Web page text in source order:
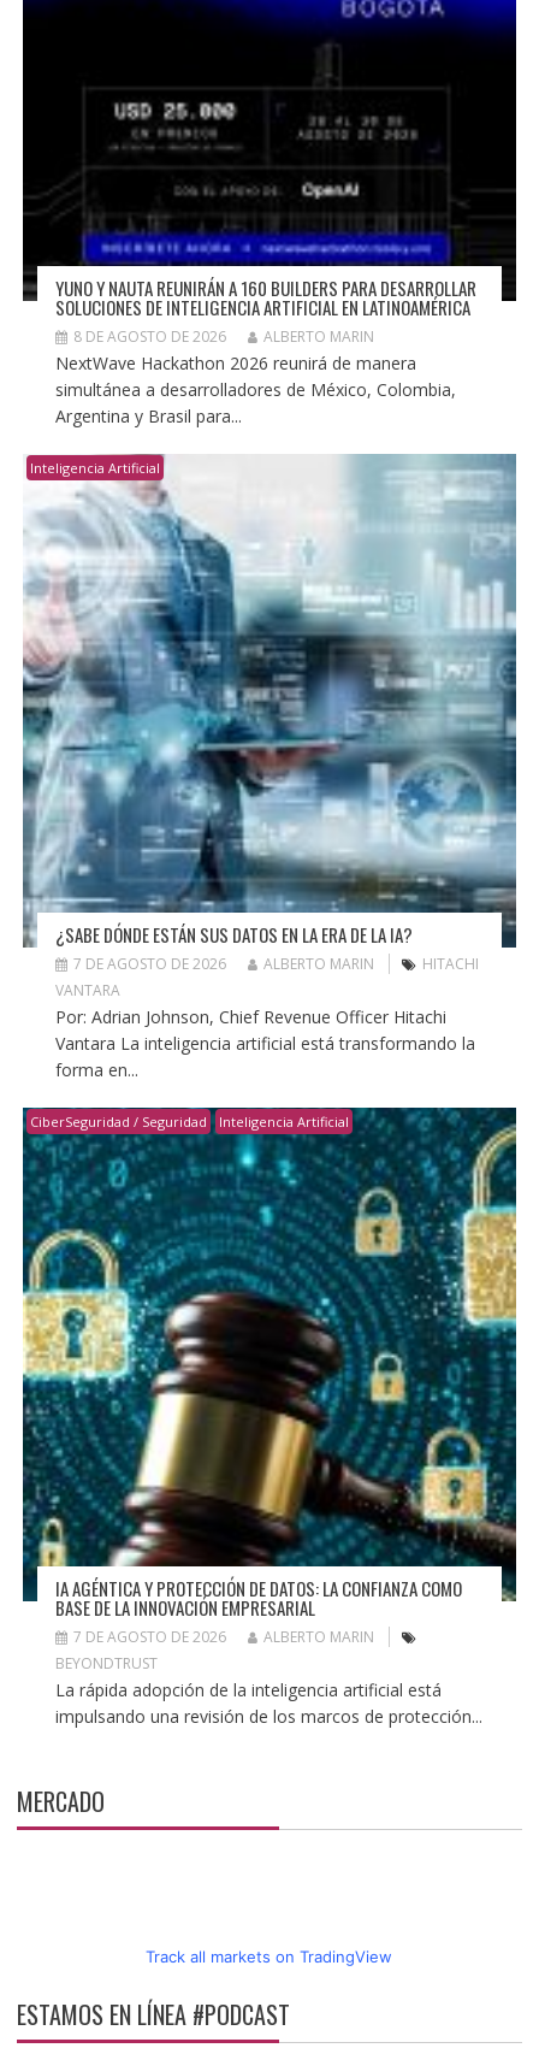
YUNO Y NAUTA REUNIRÁN A 160 BUILDERS PARA DESARROLLAR
SOLUCIONES DE INTELIGENCIA ARTIFICIAL EN LATINOAMÉRICA
8 DE AGOSTO DE 2026 ALBERTO MARIN
NextWave Hackathon 2026 reunirá de manera
simultánea a desarrolladores de México, Colombia,
Argentina y Brasil para...
Inteligencia Artificial
¿SABE DÓNDE ESTÁN SUS DATOS EN LA ERA DE LA IA?
7 DE AGOSTO DE 2026 ALBERTO MARIN
HITACHI
VANTARA
Por: Adrian Johnson, Chief Revenue Officer Hitachi
Vantara La inteligencia artificial está transformando la
forma en...
CiberSeguridad / Seguridad Inteligencia Artificial
IA AGÉNTICA Y PROTECCIÓN DE DATOS: LA CONFIANZA COMO
BASE DE LA INNOVACIÓN EMPRESARIAL
7 DE AGOSTO DE 2026
ALBERTO MARIN
BEYONDTRUST
La rápida adopción de la inteligencia artificial está
impulsando una revisión de los marcos de protección...
MERCADO
Track all markets on TradingView
ESTAMOS EN LÍNEA #PODCAST